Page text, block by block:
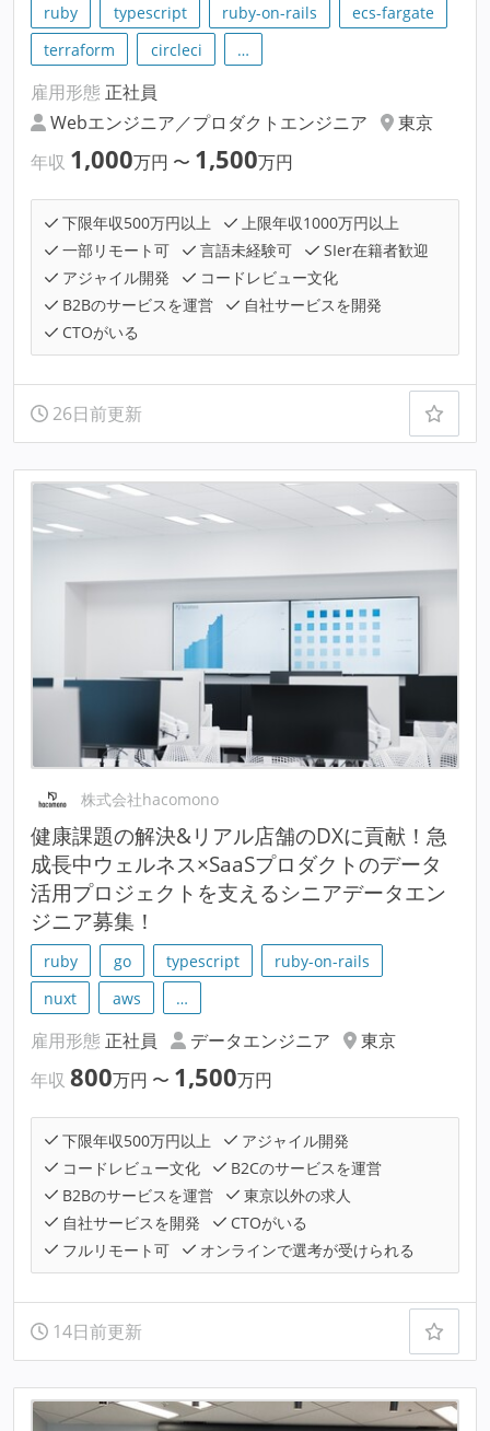
ruby typescript ruby-on-rails
ecs-fargate
terraform
circleci …
雇用形態 正社員
Webエンジニア／プロダクトエンジニア
東京
年収 1,000万円 〜 1,500万円
下限年収500万円以上
上限年収1000万円以上
一部リモート可
言語未経験可
SIer在籍者歓迎
アジャイル開発
コードレビュー文化
B2Bのサービスを運営
自社サービスを開発
CTOがいる
26日前更新
株式会社hacomono
健康課題の解決&リアル店舗のDXに貢献！急
成長中ウェルネス×SaaSプロダクトのデータ
活用プロジェクトを支えるシニアデータエン
ジニア募集！
ruby go typescript
ruby-on-rails
nuxt
aws …
雇用形態 正社員 データエンジニア
東京
年収 800万円 〜 1,500万円
下限年収500万円以上
アジャイル開発
コードレビュー文化
B2Cのサービスを運営
B2Bのサービスを運営
東京以外の求人
自社サービスを開発
CTOがいる
フルリモート可
オンラインで選考が受けられる
14日前更新